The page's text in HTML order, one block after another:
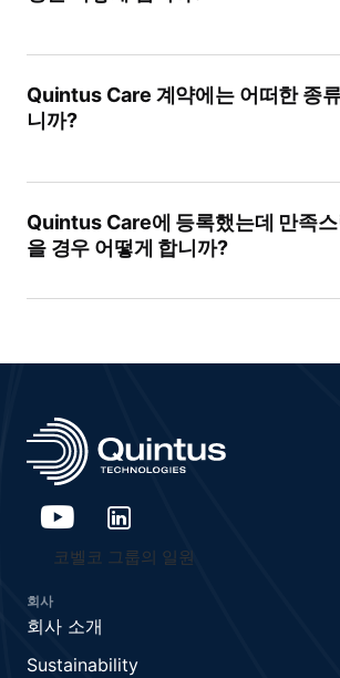
Quintus Care 계약에는 어떠한 종
니까?
Quintus Care에 등록했는데 만족
을 경우 어떻게 합니까?
코벨코 그룹의 일원
회사
회사 소개
Sustainability